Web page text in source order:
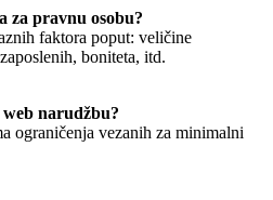
za pravnu osobu?
faktora poput: veličine
boniteta, itd.
narudžbu?
ograničenja vezanih za minimalni